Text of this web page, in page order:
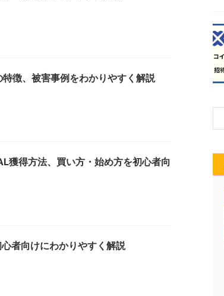
徴、被害事例をわかりやすく解説
得方法、買い方・始め方を初心者向
者向けにわかりやすく解説